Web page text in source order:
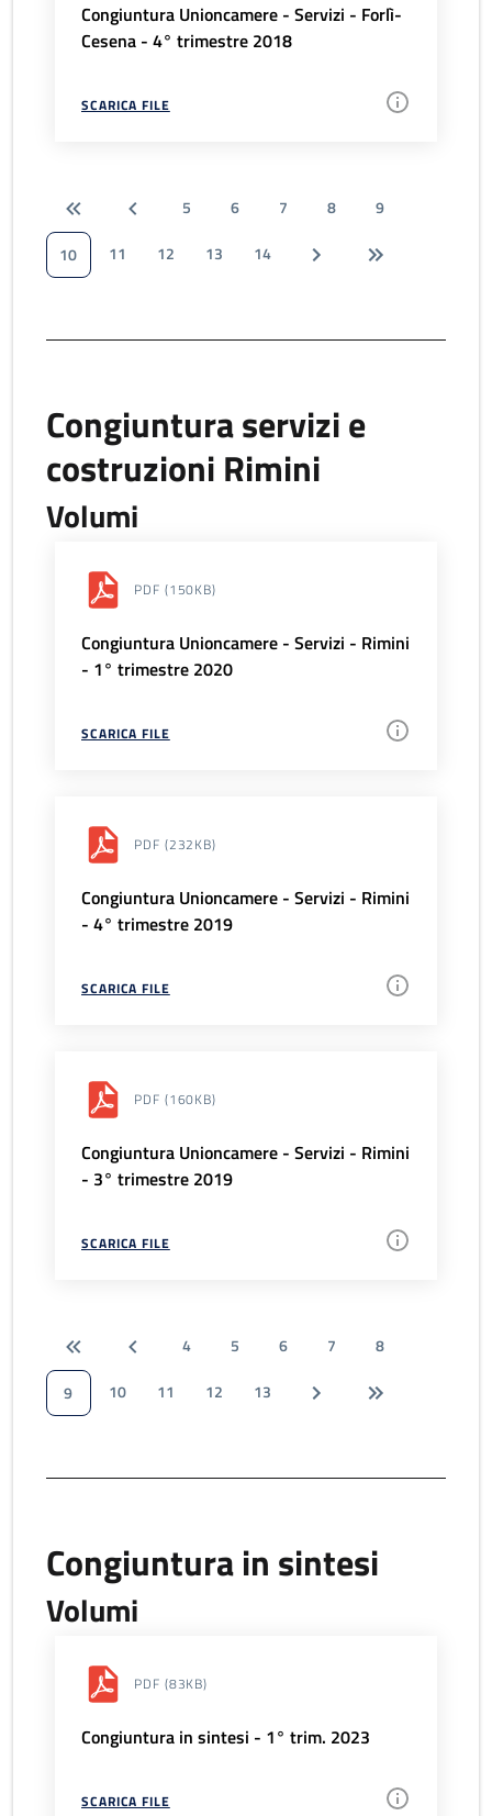
Congiuntura Unioncamere - Servizi - Forlì-
Cesena - 4° trimestre 2018
SCARICA FILE
5 6 7 8
9
10
11 12 13 14
Congiuntura servizi e
costruzioni Rimini
Volumi
PDF (150KB)
Congiuntura Unioncamere - Servizi - Rimini
- 1° trimestre 2020
SCARICA FILE
PDF (232KB)
Congiuntura Unioncamere - Servizi - Rimini
- 4° trimestre 2019
SCARICA FILE
PDF (160KB)
Congiuntura Unioncamere - Servizi - Rimini
- 3° trimestre 2019
SCARICA FILE
4 5 6 7
8
9
10 11 12 13
Congiuntura in sintesi
Volumi
PDF (83KB)
Congiuntura in sintesi - 1° trim. 2023
SCARICA FILE